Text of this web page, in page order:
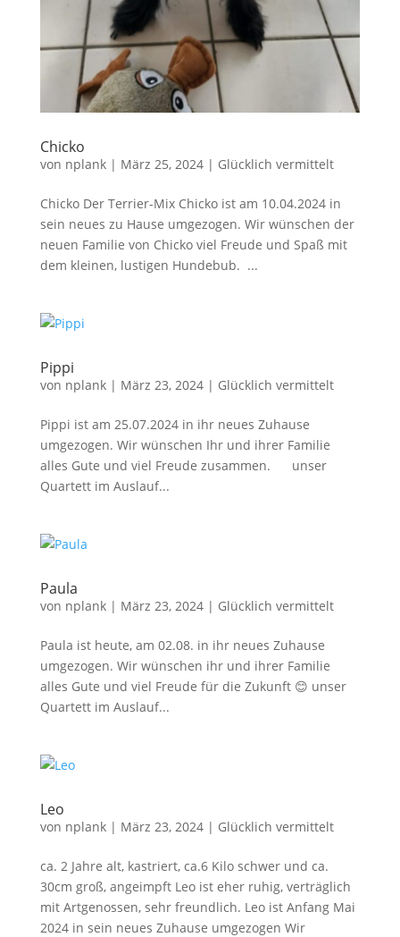
Chicko
von nplank| März 25, 2024| Glücklich vermittelt
Chicko Der Terrier-Mix Chicko ist am 10.04.2024 in
sein neues zu Hause umgezogen. Wir wünschen der
neuen Familie von Chicko viel Freude und Spaß mit
dem kleinen, lustigen Hundebub. ...
Pippi
von nplank| März 23, 2024| Glücklich vermittelt
Pippi ist am 25.07.2024 in ihr neues Zuhause
umgezogen. Wir wünschen Ihr und ihrer Familie
alles Gute und viel Freude zusammen. unser
Quartett im Auslauf...
Paula
von nplank| März 23, 2024| Glücklich vermittelt
Paula ist heute, am 02.08. in ihr neues Zuhause
umgezogen. Wir wünschen ihr und ihrer Familie
alles Gute und viel Freude für die Zukunft 😊 unser
Quartett im Auslauf...
Leo
von nplank| März 23, 2024| Glücklich vermittelt
ca. 2 Jahre alt, kastriert, ca.6 Kilo schwer und ca.
30cm groß, angeimpft Leo ist eher ruhig, verträglich
mit Artgenossen, sehr freundlich. Leo ist Anfang Mai
2024 in sein neues Zuhause umgezogen Wir